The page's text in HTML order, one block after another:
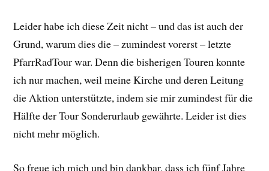
Leider habe ich diese Zeit nicht – und das ist auch der
Grund, warum dies die – zumindest vorerst – letzte
PfarrRadTour war. Denn die bisherigen Touren konnte
ich nur machen, weil meine Kirche und deren Leitung
die Aktion unterstützte, indem sie mir zumindest für die
Hälfte der Tour Sonderurlaub gewährte. Leider ist dies
nicht mehr möglich.
So freue ich mich und bin dankbar, dass ich fünf Jahre